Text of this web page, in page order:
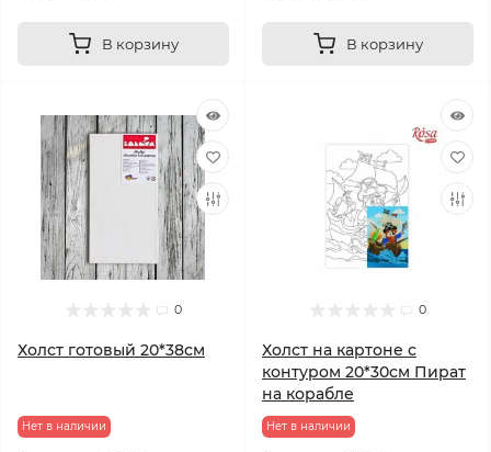
В корзину В корзину
0
Холст готовый 20*38см
Нет в наличии
0
Холст на картоне с
контуром 20*30см Пират
на корабле
Нет в наличии